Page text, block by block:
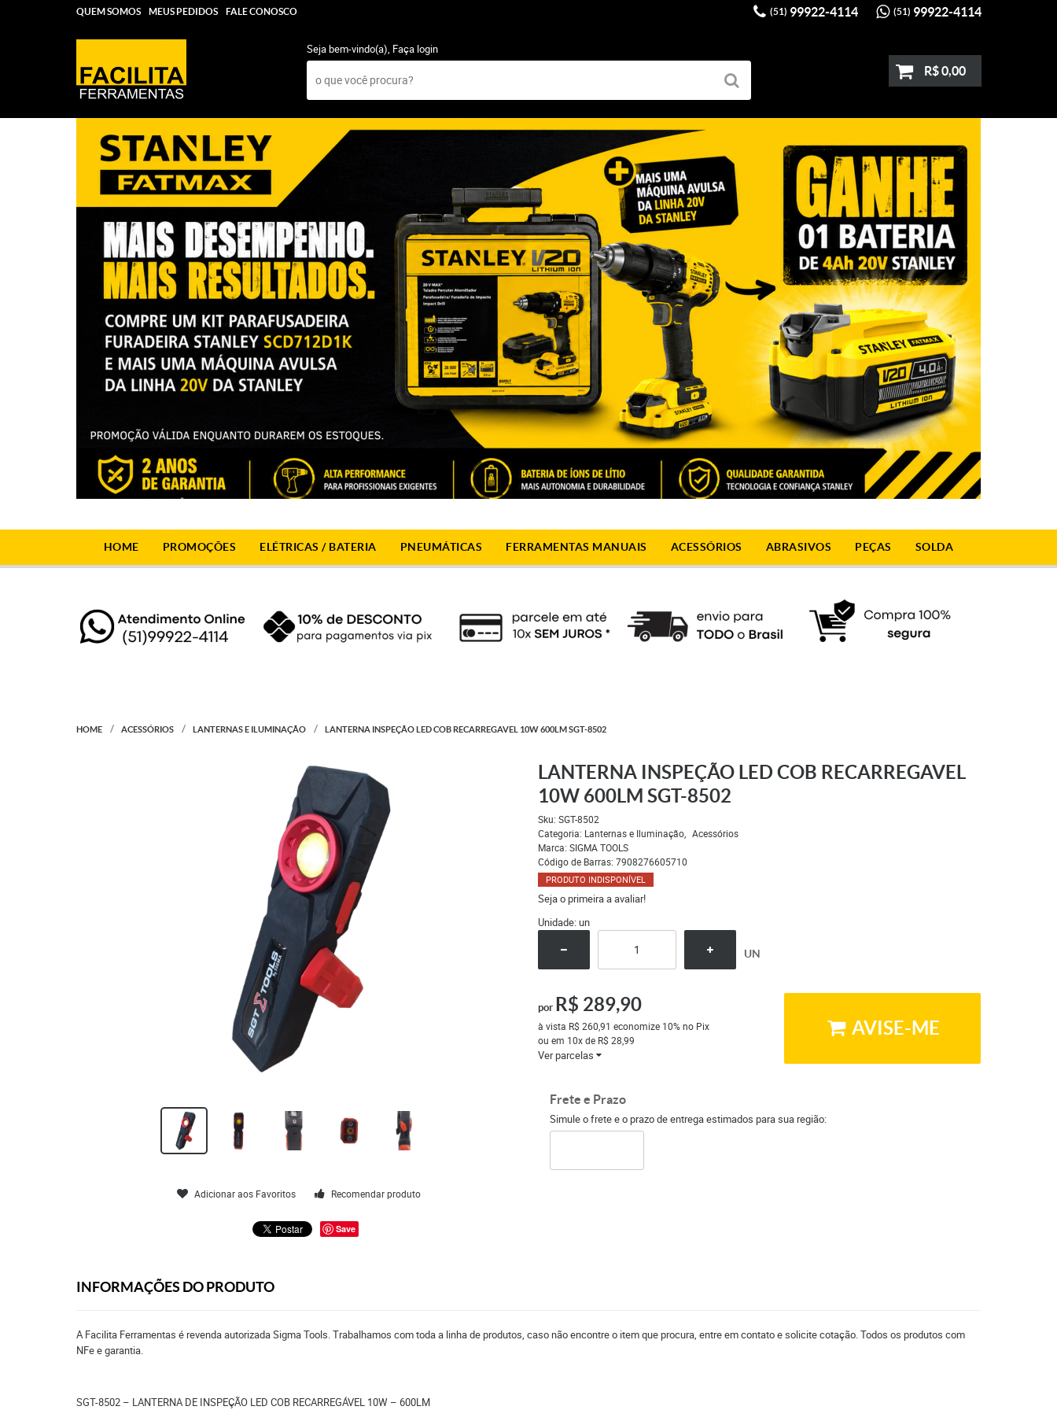
QUEM SOMOS MEUS PEDIDOS FALE CONOSCO (51) 99922-4114 (51) 99922-4114
Seja bem-vindo(a), Faça login
R$ 0,00
HOME PROMOÇÕES ELÉTRICAS / BATERIA PNEUMÁTICAS FERRAMENTAS MANUAIS ACESSÓRIOS ABRASIVOS PEÇAS SOLDA
HOME ACESSÓRIOS LANTERNAS E ILUMINAÇÃO LANTERNA INSPEÇÃO LED COB RECARREGAVEL 10W 600LM SGT-8502
Adicionar aos Favoritos Recomendar produto
Save
LANTERNA INSPEÇÃO LED COB RECARREGAVEL
10W 600LM SGT-8502
Sku: SGT-8502
Categoria: Lanternas e Iluminação
Acessórios
Marca: SIGMA TOOLS
Código de Barras: 7908276605710
PRODUTO INDISPONÍVEL
Seja o primeira a avaliar!
Unidade: un
UN
por R$ 289,90
à vista R$ 260,91 economize 10%no Pix
ou em 10xde R$ 28,99
Ver parcelas
AVISE-ME
Frete e Prazo
Simule o frete e o prazo de entrega estimados para sua região:
INFORMAÇÕES DO PRODUTO
A Facilita Ferramentas é revenda autorizada Sigma Tools. Trabalhamos com toda a linha de produtos, caso não encontre o item que procura, entre em contato e solicite cotação. Todos os produtos com
NFe e garantia.
SGT-8502 – LANTERNA DE INSPEÇÃO LED COB RECARREGÁVEL 10W – 600LM